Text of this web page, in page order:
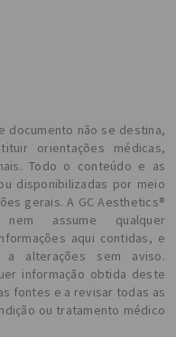
documento não se destina,
orientações médicas,
Todo o conteúdo e as
disponibilizadas por meio
gerais. A GC Aesthetics®
assume qualquer
aqui contidas, e
a alterações sem aviso.
informação obtida deste
fontes e a revisar todas as
ou tratamento médico